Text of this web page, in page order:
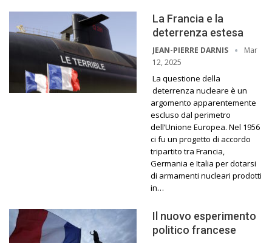
La Francia e la
deterrenza estesa
JEAN-PIERRE DARNIS
Mar
12, 2025
La questione della
deterrenza nucleare è un
argomento apparentemente
escluso dal perimetro
dell’Unione Europea. Nel 1956
ci fu un progetto di accordo
tripartito tra Francia,
Germania e Italia per dotarsi
di armamenti nucleari prodotti
in…
Il nuovo esperimento
politico francese